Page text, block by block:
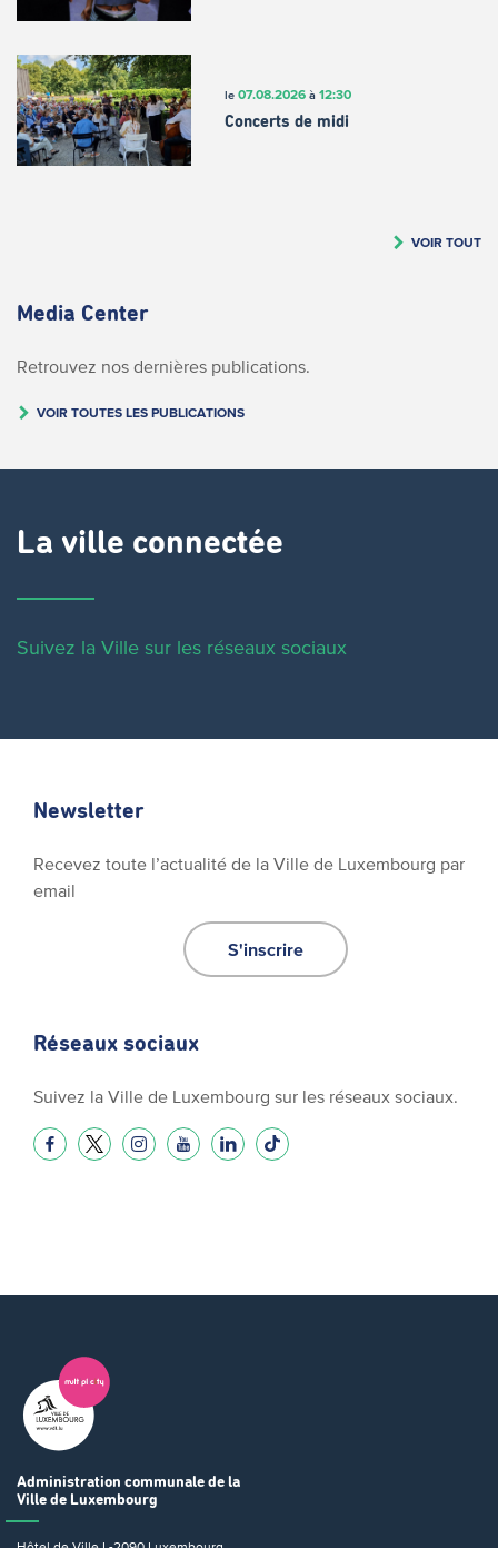
le 07.08.2026à 12:30
Concerts de midi
VOIR TOUT
Media Center
Retrouvez nos dernières publications.
VOIR TOUTES LES PUBLICATIONS
La ville connectée
Suivez la Ville sur les réseaux sociaux
Newsletter
Recevez toute l’actualité de la Ville de Luxembourg par
email
S'inscrire
Réseaux sociaux
Suivez la Ville de Luxembourg sur les réseaux sociaux.
Administration communale de la
Ville de Luxembourg